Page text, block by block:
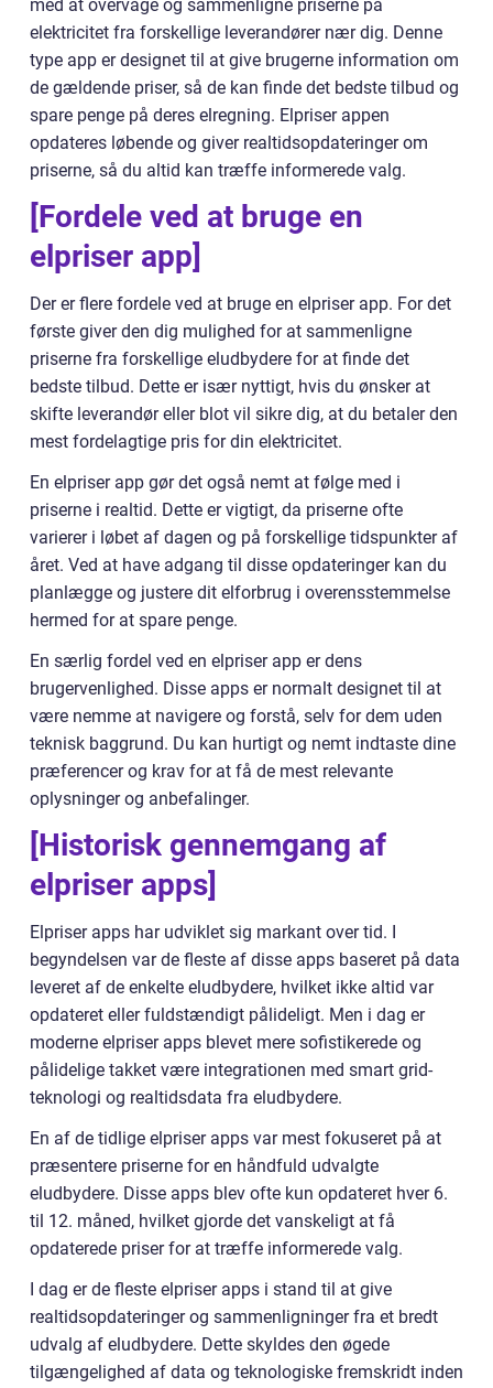
med at overvåge og sammenligne priserne på
elektricitet fra forskellige leverandører nær dig. Denne
type app er designet til at give brugerne information om
de gældende priser, så de kan finde det bedste tilbud og
spare penge på deres elregning. Elpriser appen
opdateres løbende og giver realtidsopdateringer om
priserne, så du altid kan træffe informerede valg.
[Fordele ved at bruge en
elpriser app]
Der er flere fordele ved at bruge en elpriser app. For det
første giver den dig mulighed for at sammenligne
priserne fra forskellige eludbydere for at finde det
bedste tilbud. Dette er især nyttigt, hvis du ønsker at
skifte leverandør eller blot vil sikre dig, at du betaler den
mest fordelagtige pris for din elektricitet.
En elpriser app gør det også nemt at følge med i
priserne i realtid. Dette er vigtigt, da priserne ofte
varierer i løbet af dagen og på forskellige tidspunkter af
året. Ved at have adgang til disse opdateringer kan du
planlægge og justere dit elforbrug i overensstemmelse
hermed for at spare penge.
En særlig fordel ved en elpriser app er dens
brugervenlighed. Disse apps er normalt designet til at
være nemme at navigere og forstå, selv for dem uden
teknisk baggrund. Du kan hurtigt og nemt indtaste dine
præferencer og krav for at få de mest relevante
oplysninger og anbefalinger.
[Historisk gennemgang af
elpriser apps]
Elpriser apps har udviklet sig markant over tid. I
begyndelsen var de fleste af disse apps baseret på data
leveret af de enkelte eludbydere, hvilket ikke altid var
opdateret eller fuldstændigt pålideligt. Men i dag er
moderne elpriser apps blevet mere sofistikerede og
pålidelige takket være integrationen med smart grid-
teknologi og realtidsdata fra eludbydere.
En af de tidlige elpriser apps var mest fokuseret på at
præsentere priserne for en håndfuld udvalgte
eludbydere. Disse apps blev ofte kun opdateret hver 6.
til 12. måned, hvilket gjorde det vanskeligt at få
opdaterede priser for at træffe informerede valg.
I dag er de fleste elpriser apps i stand til at give
realtidsopdateringer og sammenligninger fra et bredt
udvalg af eludbydere. Dette skyldes den øgede
tilgængelighed af data og teknologiske fremskridt inden